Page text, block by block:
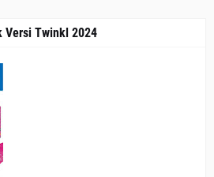
Versi Twinkl 2024